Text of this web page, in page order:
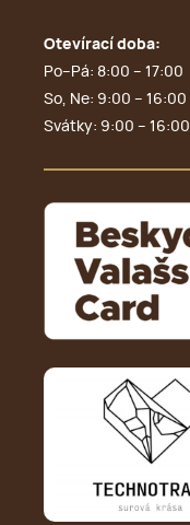
Otevírací doba:
Po–Pá: 8:00 – 17:00
So, Ne: 9:00 – 16:00
Svátky: 9:00 – 16:00